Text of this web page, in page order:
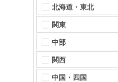
北海道・東北
関東
中部
関西
中国・四国